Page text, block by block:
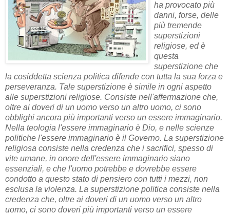
ha provocato più
danni, forse, delle
più tremende
superstizioni
religiose, ed è
questa
superstizione che
la cosiddetta scienza politica difende con tutta la sua forza e
perseveranza. Tale superstizione è simile in ogni aspetto
alle superstizioni religiose. Consiste nell'affermazione che,
oltre ai doveri di un uomo verso un altro uomo, ci sono
obblighi ancora più importanti verso un essere immaginario.
Nella teologia l'essere immaginario è Dio, e nelle scienze
politiche l'essere immaginario è il Governo. La superstizione
religiosa consiste nella credenza che i sacrifici, spesso di
vite umane, in onore dell'essere immaginario siano
essenziali, e che l'uomo potrebbe e dovrebbe essere
condotto a questo stato di pensiero con tutti i mezzi, non
esclusa la violenza. La superstizione politica consiste nella
credenza che, oltre ai doveri di un uomo verso un altro
uomo, ci sono doveri più importanti verso un essere